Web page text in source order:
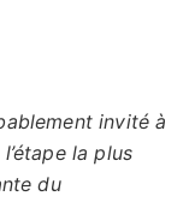
invité à
la plus
du